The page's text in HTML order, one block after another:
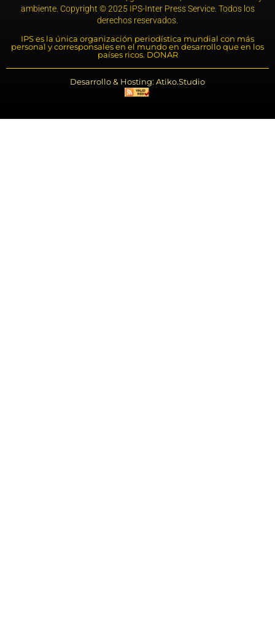
ambiente. Copyright © 2025 IPS-Inter Press Service. Todos los
derechos reservados.
IPS es la única organización periodística mundial con más
personal y corresponsales en el mundo en desarrollo que en los
países ricos. DONAR
Desarrollo & Hosting: Atiko.Studio